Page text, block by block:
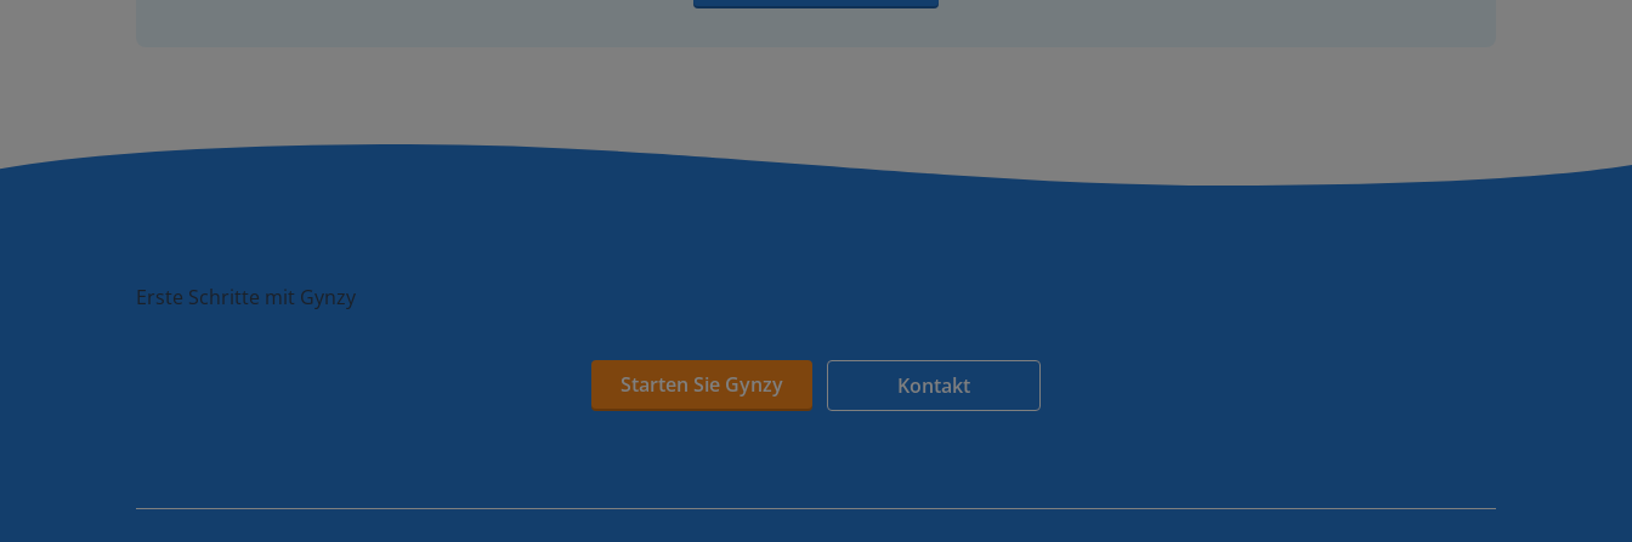
Erste Schritte mit Gynzy
Starten Sie Gynzy Kontakt